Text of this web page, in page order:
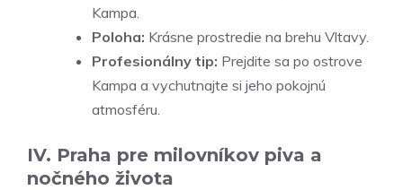
Kampa.
Poloha: Krásne prostredie na brehu Vltavy.
Profesionálny tip: Prejdite sa po ostrove
Kampa a vychutnajte si jeho pokojnú
atmosféru.
IV. Praha pre milovníkov piva a
nočného života